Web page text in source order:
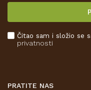
Kako kupiti
Čitao sam i složio se
privatnosti
PRATITE NAS